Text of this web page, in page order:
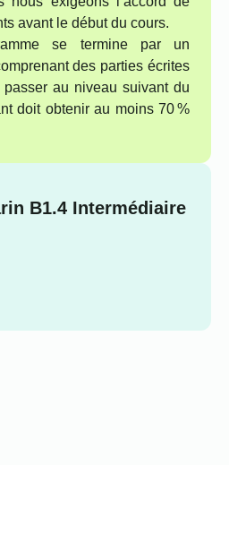
avant le début du cours.
se termine par un
des parties écrites
au niveau suivant du
doit obtenir au moins 70 %
B1.4 Intermédiaire